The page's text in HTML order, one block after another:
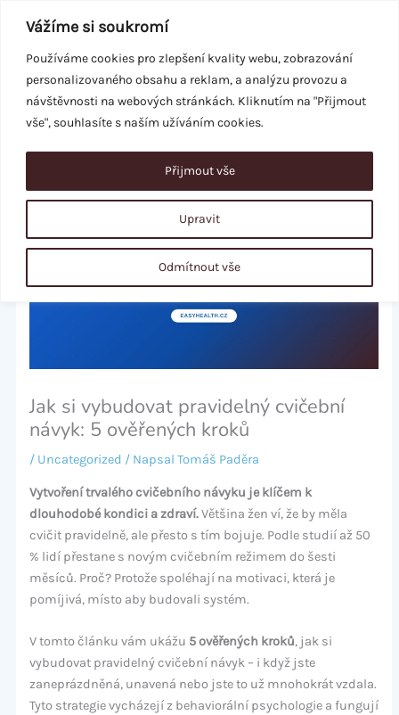
Vážíme si soukromí
Používáme cookies pro zlepšení kvality webu, zobrazování
personalizovaného obsahu a reklam, a analýzu provozu a
návštěvnosti na webových stránkách. Kliknutím na "Přijmout
vše", souhlasíte s naším užíváním cookies.
Upravit
Odmítnout vše
Přijmout vše
obsah
REZERVACE
Jak si vybudovat pravidelný cvičební
návyk: 5 ověřených kroků
/ Uncategorized / Napsal Tomáš Paděra
Vytvoření trvalého cvičebního návyku je klíčem k
dlouhodobé kondici a zdraví.Většina žen ví, že by měla
cvičit pravidelně, ale přesto s tím bojuje. Podle studií až 50
% lidí přestane s novým cvičebním režimem do šesti
měsíců. Proč? Protože spoléhají na motivaci, která je
pomíjivá, místo aby budovali systém.
V tomto článku vám ukážu 5 ověřených kroků, jak si
vybudovat pravidelný cvičební návyk – i když jste
zaneprázdněná, unavená nebo jste to už mnohokrát vzdala.
Tyto strategie vycházejí z behaviorální psychologie a fungují